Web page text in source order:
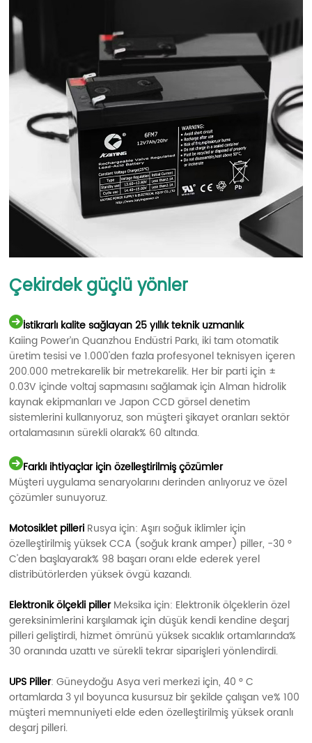
Çekirdek güçlü yönler
İstikrarlı kalite sağlayan 25 yıllık teknik uzmanlık
Kaiing Power’ın Quanzhou Endüstri Parkı, iki tam otomatik
üretim tesisi ve 1.000'den fazla profesyonel teknisyen içeren
200.000 metrekarelik bir metrekarelik. Her bir parti için ±
0.03V içinde voltaj sapmasını sağlamak için Alman hidrolik
kaynak ekipmanları ve Japon CCD görsel denetim
sistemlerini kullanıyoruz, son müşteri şikayet oranları sektör
ortalamasının sürekli olarak% 60 altında.
Farklı ihtiyaçlar için özelleştirilmiş çözümler
Müşteri uygulama senaryolarını derinden anlıyoruz ve özel
çözümler sunuyoruz.
Motosiklet pilleri Rusya için: Aşırı soğuk iklimler için
özelleştirilmiş yüksek CCA (soğuk krank amper) piller, -30 °
C'den başlayarak% 98 başarı oranı elde ederek yerel
distribütörlerden yüksek övgü kazandı.
Elektronik ölçekli pillerMeksika için: Elektronik ölçeklerin özel
gereksinimlerini karşılamak için düşük kendi kendine deşarj
pilleri geliştirdi, hizmet ömrünü yüksek sıcaklık ortamlarında%
30 oranında uzattı ve sürekli tekrar siparişleri yönlendirdi.
UPS Piller: Güneydoğu Asya veri merkezi için, 40 ° C
ortamlarda 3 yıl boyunca kusursuz bir şekilde çalışan ve% 100
müşteri memnuniyeti elde eden özelleştirilmiş yüksek oranlı
deşarj pilleri.